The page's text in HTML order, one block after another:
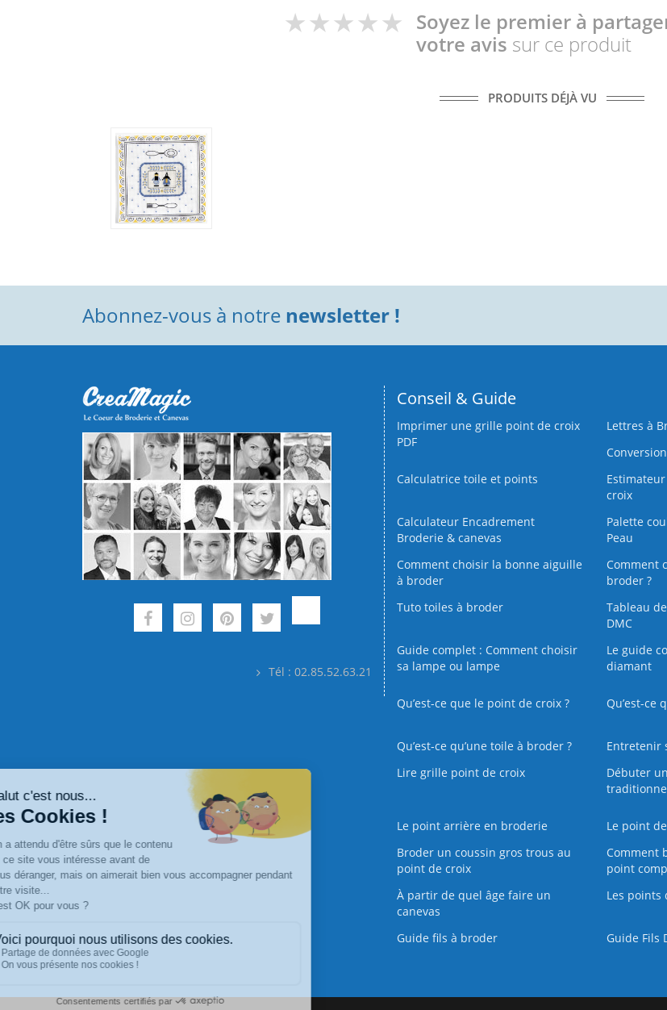
Soyez le premier à
votre avis sur ce produit
PRODUITS DÉJÀ VU
Abonnez-vous à notre newsletter !
Tél : 02.85.52.63.21
Conseil & Guide
Imprimer une grille point de croix
PDF
Lettres à
Calculatrice toile et points
croix
Calculateur Encadrement
Broderie & canevas
Palette
Peau
Comment choisir la bonne aiguille
à broder
Comment
broder ?
Tuto toiles à broder
Tableau
DMC
Guide complet : Comment choisir
sa lampe ou lampe
Le guide
diamant
Qu’est-ce que le point de croix ?
Qu’est-ce
Qu’est‑ce qu’une toile à broder ?
Entretenir
Lire grille point de croix
Débuter
Le point arrière en broderie
Le point
Broder un coussin gros trous au
point de croix
Comment
point
À partir de quel âge faire un
canevas
Les points
Guide fils à broder
Guide Fils